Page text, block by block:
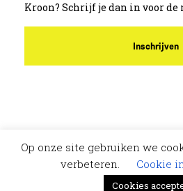
Kroon? Schrijf je dan in voor de
Inschrijven
Schiemond 20, 3024EE, Rotterdam
© 2024 De Kroon - De Kroon is
Op onze site gebruiken we
verbeteren.
Cookie
Cookies